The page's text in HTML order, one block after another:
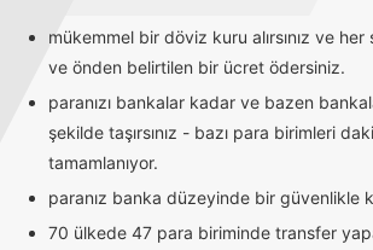
mükemmel bir döviz kuru alırsınız ve
ve önden belirtilen bir ücret ödersiniz.
paranızı bankalar kadar ve bazen
şekilde taşırsınız - bazı para birimleri
tamamlanıyor.
paranız banka düzeyinde bir güvenlikle
70 ülkede 47 para biriminde transfer